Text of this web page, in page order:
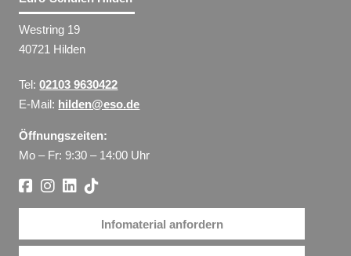
Westring 19
40721 Hilden
Tel:02103 9630422
E-Mail: hilden@eso.de
Öffnungszeiten:
Mo – Fr: 9:30 – 14:00 Uhr
Infomaterial anfordern